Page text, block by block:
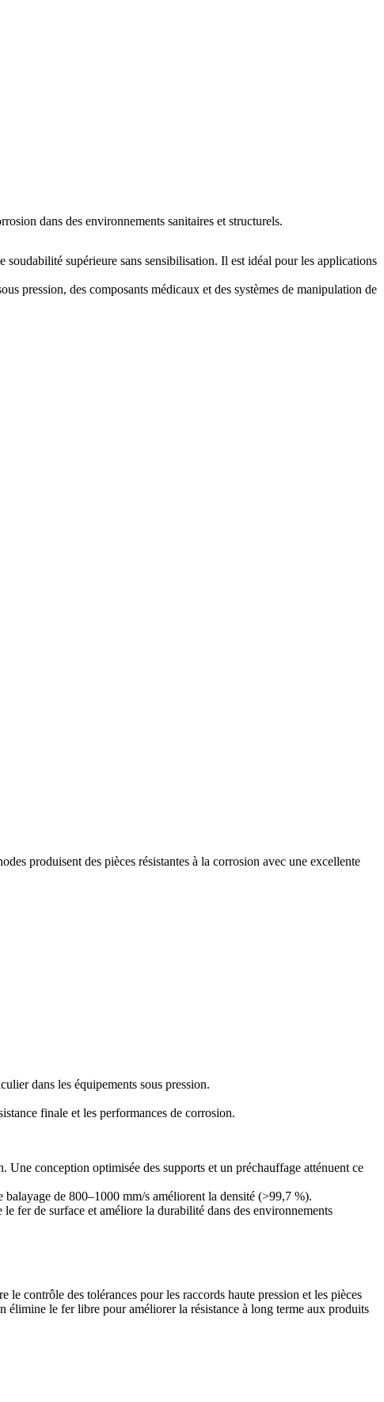
dans des environnements sanitaires et structurels.
supérieure sans sensibilisation. Il est idéal pour les applications
pression, des composants médicaux et des systèmes de manipulation de
produisent des pièces résistantes à la corrosion avec une excellente
dans les équipements sous pression.
finale et les performances de corrosion.
conception optimisée des supports et un préchauffage atténuent ce
de 800–1000 mm/s améliorent la densité (>99,7 %).
le fer de surface et améliore la durabilité dans des environnements
le contrôle des tolérances pour les raccords haute pression et les pièces
élimine le fer libre pour améliorer la résistance à long terme aux produits